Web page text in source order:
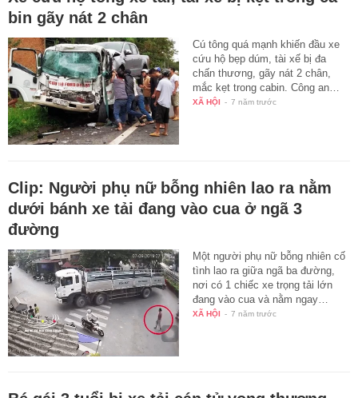
bin gãy nát 2 chân
Cú tông quá mạnh khiến đầu xe
cứu hộ bẹp dúm, tài xế bị đa
chấn thương, gãy nát 2 chân,
mắc kẹt trong cabin. Công an…
XÃ HỘI - 7 năm trước
Clip: Người phụ nữ bỗng nhiên lao ra nằm
dưới bánh xe tải đang vào cua ở ngã 3
đường
Một người phụ nữ bỗng nhiên cố
tình lao ra giữa ngã ba đường,
nơi có 1 chiếc xe trọng tải lớn
đang vào cua và nằm ngay…
XÃ HỘI - 7 năm trước